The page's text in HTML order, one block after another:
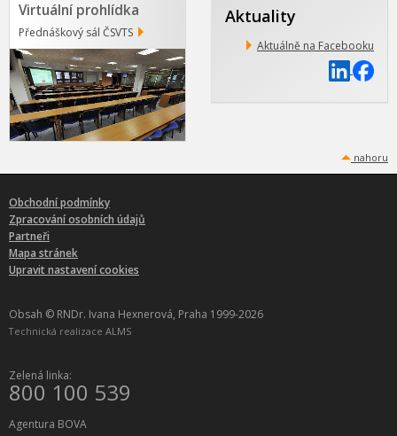
Virtuální prohlídka
Přednáškový sál ČSVTS
Aktuality
Aktuálně na Facebooku
nahoru
Obchodní podmínky
Zpracování osobních údajů
Partneři
Mapa stránek
Upravit nastavení cookies
Obsah © RNDr. Ivana Hexnerová, Praha 1999-2026
Technická realizace ALMS
Zelená linka:
800 100 539
Agentura BOVA